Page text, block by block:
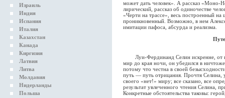
Израиль
Индия
Испания
Италия
Казахстан
Канада
Киргизия
Латвия
Литва
Молдавия
Нидерланды
Польша
может дать человек». А рассказ «Моно-
лирический, рассказ об одиночестве
«Черти на трассе», весь построенный
проникновенный. Возможно, в нем
имитации пафоса, абсурда и реализма.
Луи-Фердинанд Селин искренне, от
мир до края ночи, он убедился в
потому что честна в своей
путь — путь отрицания. Прочтя Селина,
своего «нет!» миру; все сказано, все
результат увлеченного чтения Селина,
Конкретные обстоятельства таковы: